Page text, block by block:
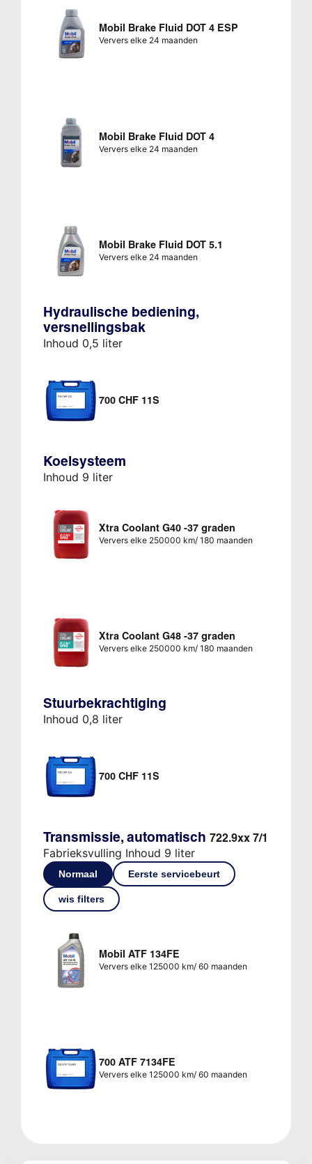
Mobil Brake Fluid DOT 4 ESP
Ververs elke 24 maanden
Mobil Brake Fluid DOT 4
Ververs elke 24 maanden
Mobil Brake Fluid DOT 5.1
Ververs elke 24 maanden
Hydraulische bediening,
versnellingsbak
Inhoud 0,5 liter
700 CHF 11S
Koelsysteem
Inhoud 9 liter
Xtra Coolant G40 -37 graden
Ververs elke 250000 km/ 180 maanden
Xtra Coolant G48 -37 graden
Ververs elke 250000 km/ 180 maanden
Stuurbekrachtiging
Inhoud 0,8 liter
700 CHF 11S
Transmissie, automatisch 722.9xx 7/1
Fabrieksvulling Inhoud 9 liter
Normaal Eerste servicebeurt
wis filters
Mobil ATF 134FE
Ververs elke 125000 km/ 60 maanden
700 ATF 7134FE
Ververs elke 125000 km/ 60 maanden